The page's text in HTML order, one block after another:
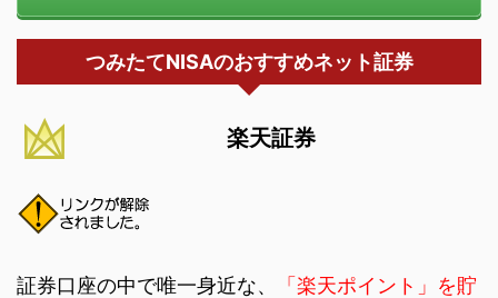
つみたてNISAのおすすめネット証券
楽天証券
証券口座の中で唯一身近な、
「楽天ポイント」を貯